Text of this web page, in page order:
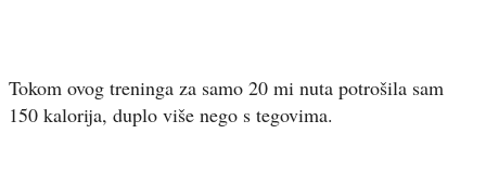
Tokom ovog treninga za samo 20 mi nuta potrošila sam
150 kalorija, duplo više nego s tegovima.